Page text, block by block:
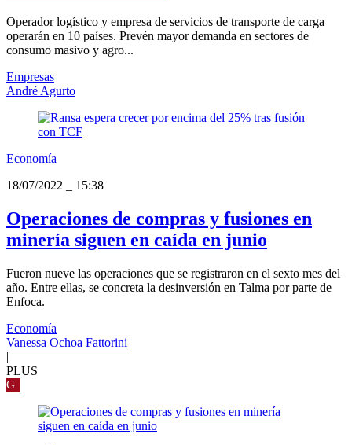
Operador logístico y empresa de servicios de transporte de carga
operarán en 10 países. Prevén mayor demanda en sectores de
consumo masivo y agro...
Empresas
André Agurto
Economía
18/07/2022
15:38
Operaciones de compras y fusiones en
minería siguen en caída en junio
Fueron nueve las operaciones que se registraron en el sexto mes del
año. Entre ellas, se concreta la desinversión en Talma por parte de
Enfoca.
Economía
Vanessa Ochoa Fattorini
|
PLUS
G